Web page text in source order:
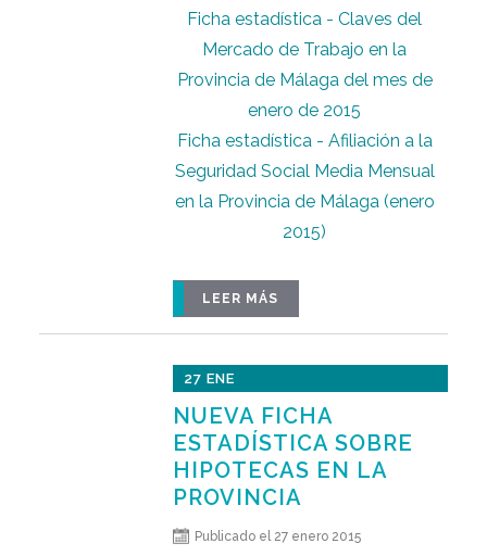
Ficha estadística - Claves del
Mercado de Trabajo en la
Provincia de Málaga del mes de
enero de 2015
Ficha estadística - Afiliación a la
Seguridad Social Media Mensual
en la Provincia de Málaga (enero
2015)
LEER MÁS
27 ENE
NUEVA FICHA
ESTADÍSTICA SOBRE
HIPOTECAS EN LA
PROVINCIA
Publicado el 27 enero 2015